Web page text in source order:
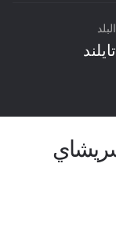
البلد
تايلند